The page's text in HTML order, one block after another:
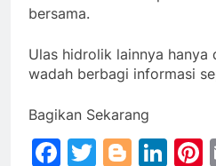
bersama.
Ulas hidrolik lainnya hanya
wadah berbagi informasi
Bagikan Sekarang
Facebook
Twitter